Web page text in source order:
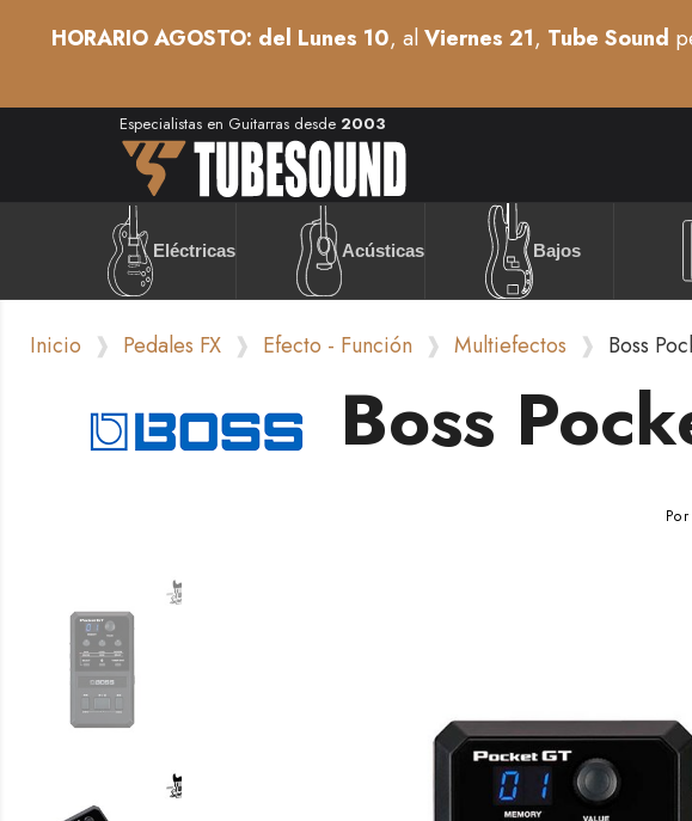
HORARIO AGOSTO: del Lunes 10, alViernes 21, Tube Sound
Especialistas en Guitarras desde 2003
Eléctricas Acústicas Bajos
Inicio Pedales FX Efecto - Función Multiefectos Boss
Boss